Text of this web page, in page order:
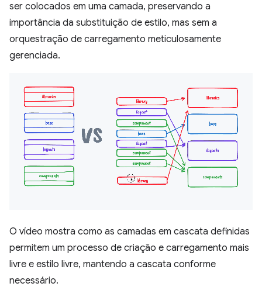
ser colocados em uma camada, preservando a
importância da substituição de estilo, mas sem a
orquestração de carregamento meticulosamente
gerenciada.
O vídeo mostra como as camadas em cascata definidas
permitem um processo de criação e carregamento mais
livre e estilo livre, mantendo a cascata conforme
necessário.